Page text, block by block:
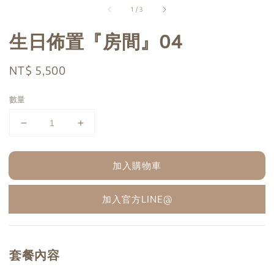
1 /3
生日佈置『房間』04
Regular
NT$ 5,500
數量
加入購物車
加入官方LINE@
套餐內容